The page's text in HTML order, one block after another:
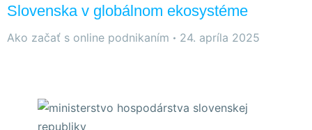
Slovenska v globálnom ekosystéme
Ako začať s online podnikaním 24. apríla 2025